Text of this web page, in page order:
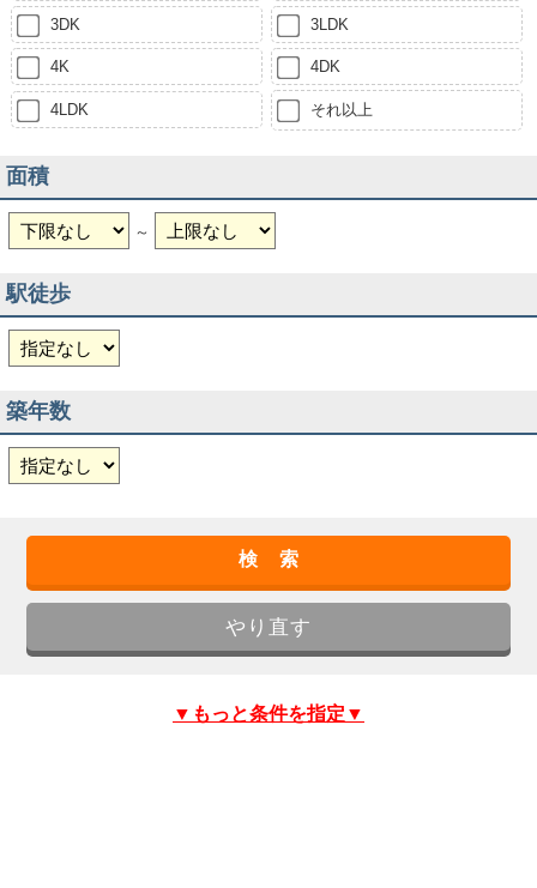
3DK 3LDK
4K 4DK
4LDK それ以上
面積
～
駅徒歩
築年数
▼もっと条件を指定▼